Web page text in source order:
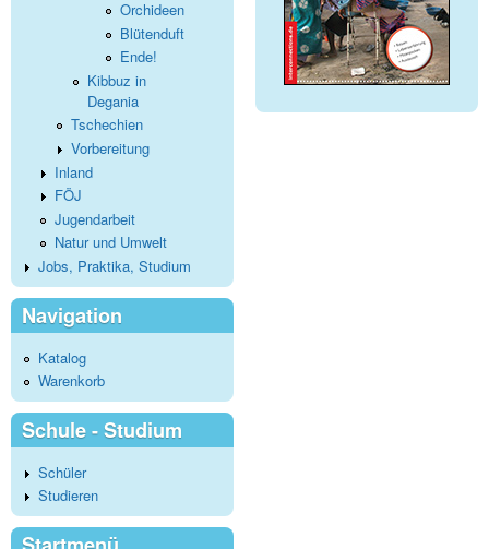
Orchideen
Blütenduft
Ende!
Kibbuz in
Degania
Tschechien
Vorbereitung
Inland
FÖJ
Jugendarbeit
Natur und Umwelt
Jobs, Praktika, Studium
Navigation
Katalog
Warenkorb
Schule - Studium
Schüler
Studieren